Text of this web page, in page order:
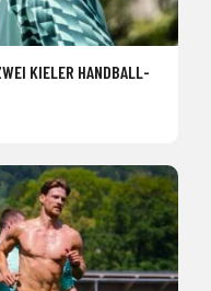
KIELER HANDBALL-